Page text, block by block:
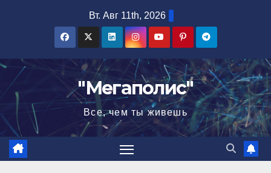
Вт. Авг 11th, 2026
"Мегаполис"
Все, чем ты живешь